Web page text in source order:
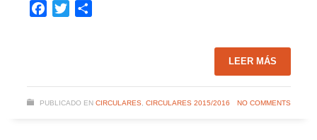
Facebook
Twitter
LEER MÁS
PUBLICADO EN CIRCULARES, CIRCULARES 2015/2016 NO COMMENTS